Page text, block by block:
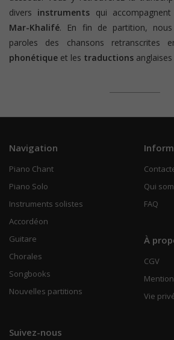
divers instruments qui
Mar-Khalifé. En fin de partition,
paroles des chansons retranscrites
phonétique et les traductions
Navigation
Piano Chant
Piano Solo
Instruments solistes
Accordéon
Guitare
Chorales
Songbooks
Nouvelles partitions
Qui
FAQ
À
CGV
Vie
Suivez-nous